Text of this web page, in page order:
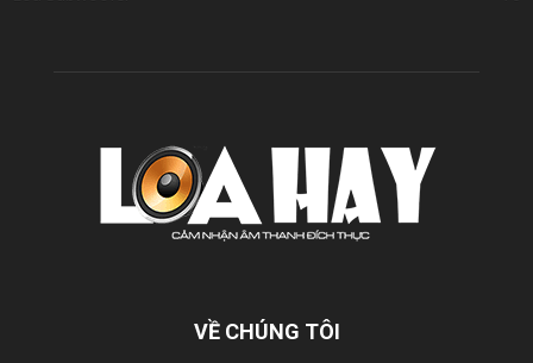
VỀ CHÚNG TÔI